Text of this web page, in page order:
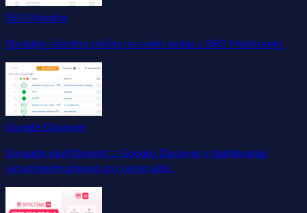
SEO Monitor
Sledujte všechny změny na svém webu s SEO Monitorem.
Google Discover
Sledujte návštěvnost z Google Discover v dashboardu
vytvořeném přesně pro tento účel.